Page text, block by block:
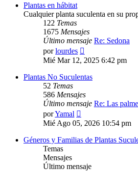
Plantas en hábitat
Cualquier planta suculenta en su
122 Temas
1675 Mensajes
Último mensaje Re: Sedona
porlourdes
último
Mié Mar 12, 2025 6:42 pm
Plantas No Suculentas
52 Temas
586 Mensajes
Último mensaje Re: Las
porYamal
último
mensaje
Mié Ago 05, 2026 10:54 pm
Géneros y Familias de Plantas
Temas
Mensajes
Último mensaje